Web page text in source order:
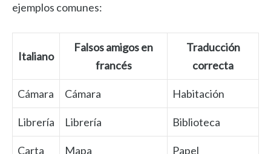
ejemplos comunes:
Italiano
Falsos amigos en
francés
Traducción
correcta
Cámara Cámara Habitación
Librería Librería Biblioteca
Carta Mapa Papel